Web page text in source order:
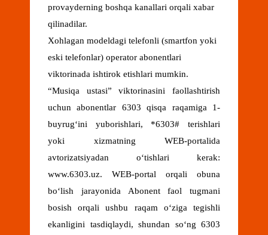
provayderning boshqa kanallari orqali xabar
qilinadilar.
Xohlagan modeldagi telefonli (smartfon yoki
eski telefonlar) operator abonentlari
viktorinada ishtirok etishlari mumkin.
“Musiqa ustasi” viktorinasini faollashtirish
uchun abonentlar 6303 qisqa raqamiga 1-
buyrug‘ini yuborishlari, *6303# terishlari
yoki xizmatning WEB-portalida
avtorizatsiyadan o‘tishlari kerak:
www.6303.uz. WEB-portal orqali obuna
bo‘lish jarayonida Abonent faol tugmani
bosish orqali ushbu raqam o‘ziga tegishli
ekanligini tasdiqlaydi, shundan so‘ng 6303